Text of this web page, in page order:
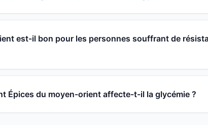
est-il bon pour les personnes souffrant de
Épices du moyen-orient affecte-t-il la glycémie ?